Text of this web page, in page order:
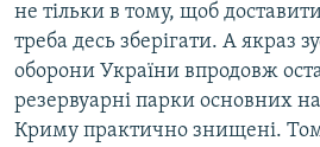
не тільки в тому, щоб
треба десь зберігати. А якраз
оборони України впродовж
резервуарні парки основних
Криму практично знищені.